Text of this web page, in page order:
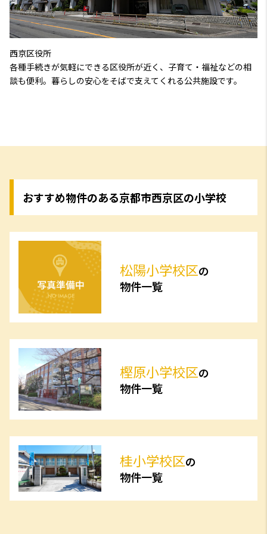
西京区役所
各種手続きが気軽にできる区役所が近く、子育て・福祉などの相
談も便利。暮らしの安心をそばで支えてくれる公共施設です。
おすすめ物件のある京都市西京区の小学校
松陽小学校区の
物件一覧
樫原小学校区の
物件一覧
桂小学校区の
物件一覧